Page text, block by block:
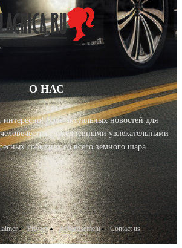
О НАС
Блог актуальных новостей для
с ежедневными увлекательными
событиях со всего земного шара
Privacy Advertisement Contact us